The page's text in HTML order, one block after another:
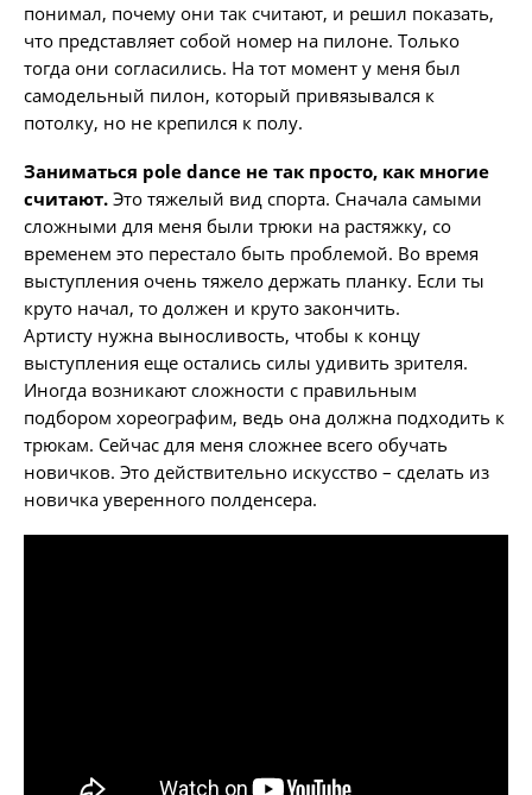
понимал, почему они так считают, и решил показать,
что представляет собой номер на пилоне. Только
тогда они согласились. На тот момент у меня был
самодельный пилон, который привязывался к
потолку, но не крепился к полу.
Заниматься pole dance не так просто, как многие
считают. Это тяжелый вид спорта. Сначала самыми
сложными для меня были трюки на растяжку, со
временем это перестало быть проблемой. Во время
выступления очень тяжело держать планку. Если ты
круто начал, то должен и круто закончить.
Артисту нужна выносливость, чтобы к концу
выступления еще остались силы удивить зрителя.
Иногда возникают сложности с правильным
подбором хореографим, ведь она должна подходить к
трюкам. Сейчас для меня сложнее всего обучать
новичков. Это действительно искусство – сделать из
новичка уверенного полденсера.